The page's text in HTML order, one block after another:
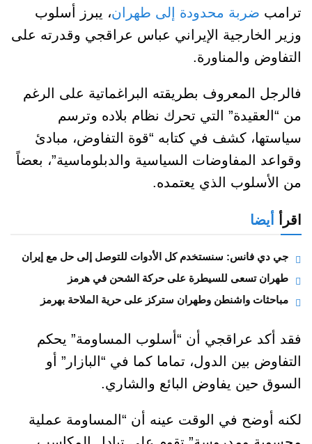
ترامب ضربة محدودة إلى طهران، يبرز أسلوب
وزير الخارجية الإيراني عباس عراقجي وقدرته على
التفاوض والمناورة.
فالرجل المعروف بطريقته البراغماتية على الرغم
من “العقيدة” التي تحرك نظام بلاده وترسم
سياستها، كشف في كتابه “قوة التفاوض، مبادئ
وقواعد المفاوضات السياسية والدبلوماسية”، بعضاً
من الأسلوب الذي يعتمده.
اقرأ أيضا
جي دي فانس: سنستخدم كل الأدوات للتوصل إلى حل مع إيران
طهران تسعى للسيطرة على حركة الشحن في هرمز
مباحثات واشنطن وطهران ستركز على حرية الملاحة بهرمز
فقد أكد عراقجي أن “أسلوب المساومة” يحكم
التفاوض بين الدول، تماما كما في “البازار” أو
السوق حين يفاوض البائع والشاري.
لكنه أوضح في الوقت عينه أن “المساومة عملية